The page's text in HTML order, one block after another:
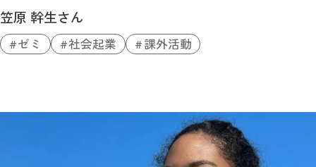
笠原 幹生さん
ゼミ 社会起業 課外活動